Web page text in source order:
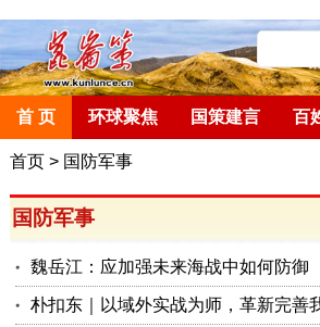
首 页 环球聚焦 国策建言 百
首页> 国防军事
国防军事
魏岳江：应加强未来海战中如何防御
朴扣东｜以域外实战为师，革新完善